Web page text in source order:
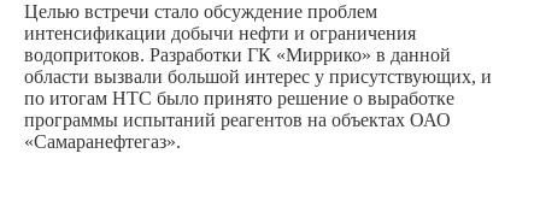
Целью встречи стало обсуждение проблем
интенсификации добычи нефти и ограничения
водопритоков. Разработки ГК «Миррико» в данной
области вызвали большой интерес у присутствующих, и
по итогам НТС было принято решение о выработке
программы испытаний реагентов на объектах ОАО
«Самаранефтегаз».